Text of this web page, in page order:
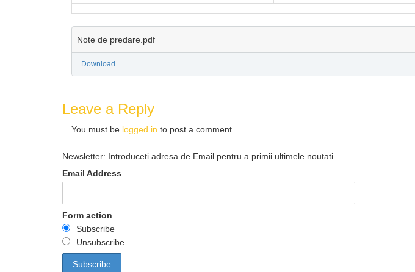
Note de predare.pdf
Download
Leave a Reply
You must be logged in to post a comment.
Newsletter: Introduceti adresa de Email pentru a primii ultimele noutati
Email Address
Form action
Subscribe
Unsubscribe